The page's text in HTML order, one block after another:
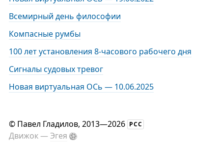
Всемирный день философии
Компасные румбы
100 лет установления 8-часового рабочего дня
Сигналы судовых тревог
Новая виртуальная ОСь — 10.06.2025
© Павел Гладилов, 2013—2026 РСС
Движок —Эгея